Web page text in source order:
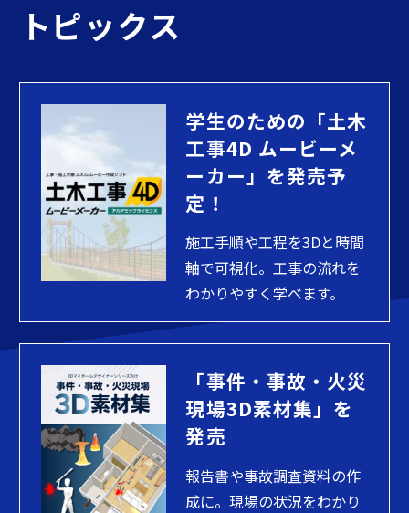
トピックス
学生のための「土木
工事4D ムービーメ
ーカー」を発売予
定！
施工手順や工程を3Dと時間
軸で可視化。工事の流れを
わかりやすく学べます。
「事件・事故・火災
現場3D素材集」を
発売
報告書や事故調査資料の作
成に。現場の状況をわかり